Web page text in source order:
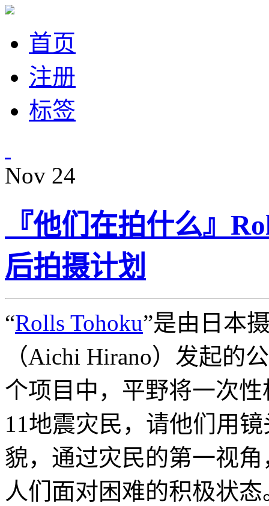
首页
注册
标签
Nov 24
『他们在拍什么』
后拍摄计划
“Rolls Tohoku”是由日本
（Aichi Hirano）发起的
个项目中，平野将一次
11地震灾民，请他们用
貌，通过灾民的第一视
人们面对困难的积极状态